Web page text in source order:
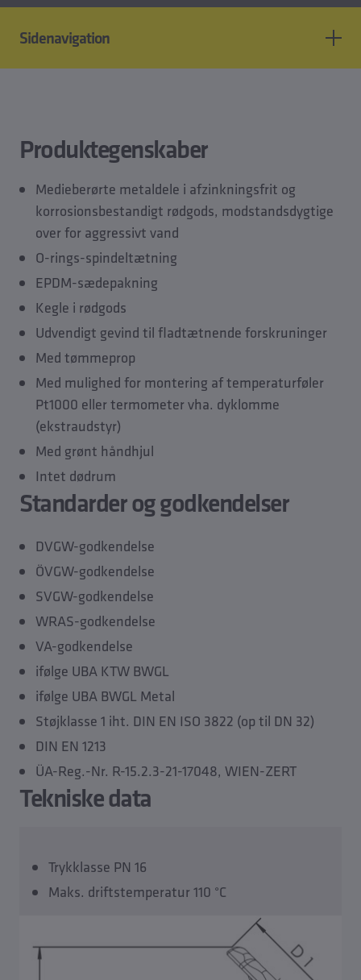
Sidenavigation
CAD-modeller
Downloads
Tilbehør
Reservedele
Produktegenskaber
Medieberørte metaldele i afzinkningsfrit og
korrosionsbestandigt rødgods, modstandsdygtige
over for aggressivt vand
O-rings-spindeltætning
EPDM-sædepakning
Kegle i rødgods
Udvendigt gevind til fladtætnende forskruninger
Med tømmeprop
Med mulighed for montering af temperaturføler
Pt1000 eller termometer vha. dyklomme
(ekstraudstyr)
Med grønt håndhjul
Intet dødrum
Standarder og godkendelser
DVGW-godkendelse
ÖVGW-godkendelse
SVGW-godkendelse
WRAS-godkendelse
VA-godkendelse
ifølge UBA KTW BWGL
ifølge UBA BWGL Metal
Støjklasse 1 iht. DIN EN ISO 3822 (op til DN 32)
DIN EN 1213
ÜA-Reg.-Nr. R-15.2.3-21-17048, WIEN-ZERT
Tekniske data
Trykklasse PN 16
Maks. driftstemperatur 110 °C